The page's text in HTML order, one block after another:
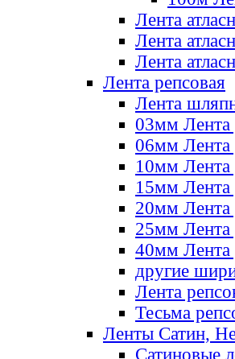
Лента
Лента
Лента
Лента репсовая
Лента
03мм Лента
06мм Лента
10мм Лента
15мм Лента
20мм Лента
25мм Лента
40мм Лента
другие
Лента
Тесьма
Ленты Сатин,
Сатиновые